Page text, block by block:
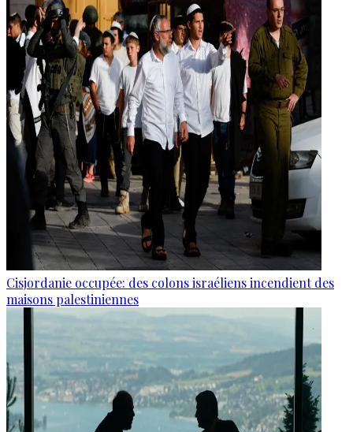
Cisjordanie occupée: des colons israéliens incendient des
maisons palestiniennes